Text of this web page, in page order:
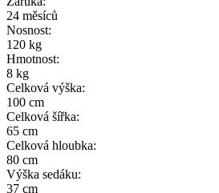
24 měsíců
Nosnost:
120 kg
Hmotnost:
8 kg
Celková výška:
100 cm
Celková šířka:
65 cm
Celková hloubka:
80 cm
Výška sedáku:
37 cm